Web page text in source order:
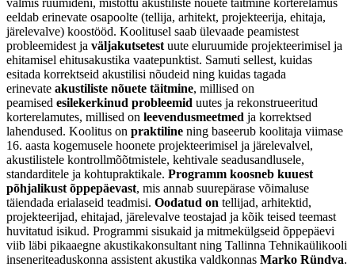
eeldab erinevate osapoolte (tellija, arhitekt, projekteerija, ehitaja,
järelevalve) koostööd. Koolitusel saab ülevaade peamistest
probleemidest ja väljakutsetest uute eluruumide projekteerimisel ja
ehitamisel ehitusakustika vaatepunktist. Samuti sellest, kuidas
esitada korrektseid akustilisi nõudeid ning kuidas tagada
erinevate akustiliste nõuete täitmine, millised on
peamised esilekerkinud probleemid uutes ja rekonstrueeritud
korterelamutes, millised on leevendusmeetmed ja korrektsed
lahendused. Koolitus on praktiline ning baseerub koolitaja viimase
16. aasta kogemusele hoonete projekteerimisel ja järelevalvel,
akustilistele kontrollmõõtmistele, kehtivale seadusandlusele,
standarditele ja kohtupraktikale. Programm koosneb kuuest
põhjalikust õppepäevast, mis annab suurepärase võimaluse
täiendada erialaseid teadmisi. Oodatud on tellijad, arhitektid,
projekteerijad, ehitajad, järelevalve teostajad ja kõik teised teemast
huvitatud isikud. Programmi sisukaid ja mitmekülgseid õppepäevi
viib läbi pikaaegne akustikakonsultant ning Tallinna Tehnikaülikooli
inseneriteaduskonna assistent akustika valdkonnas Marko Ründva.